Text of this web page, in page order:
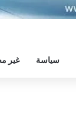
سياسة غير